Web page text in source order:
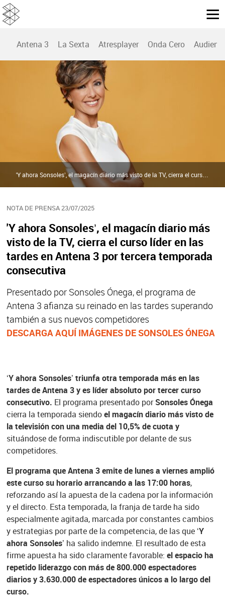
Antena 3 La Sexta Atresplayer Onda Cero
NOTA DE PRENSA 23/07/2025
'Y ahora Sonsoles’, el magacín diario más
visto de la TV, cierra el curso líder en las
tardes en Antena 3 por tercera temporada
consecutiva
Presentado por Sonsoles Ónega, el programa de
Antena 3 afianza su reinado en las tardes superando
también a sus nuevos competidores
DESCARGA AQUÍ IMÁGENES DE SONSOLES ÓNEGA
'Y ahora Sonsoles’, el magacín diario más visto de la TV, cierra el curso líder en las tardes en Antena 3 por tercera temporada consecutiva | Atresmedia
‘Y ahora Sonsoles’ triunfa otra temporada más en las
tardes de Antena 3 y es líder absoluto por tercer curso
consecutivo. El programa presentado porSonsoles Ónega
cierra la temporada siendoel magacín diario más visto de
la televisión con una media del 10,5% de cuota y
situándose de forma indiscutible por delante de sus
competidores.
El programa que Antena 3 emite de lunes a viernes amplió
este curso su horario arrancando a las 17:00 horas,
reforzando así la apuesta de la cadena por la información
y el directo. Esta temporada, la franja de tarde ha sido
especialmente agitada, marcada por constantes cambios
y estrategias por parte de la competencia, de las que ‘Y
ahora Sonsoles’ ha salido indemne. El resultado de esta
firme apuesta ha sido claramente favorable: el espacio ha
repetido liderazgo con más de 800.000 espectadores
diarios y 3.630.000 de espectadores únicos a lo largo del
curso.